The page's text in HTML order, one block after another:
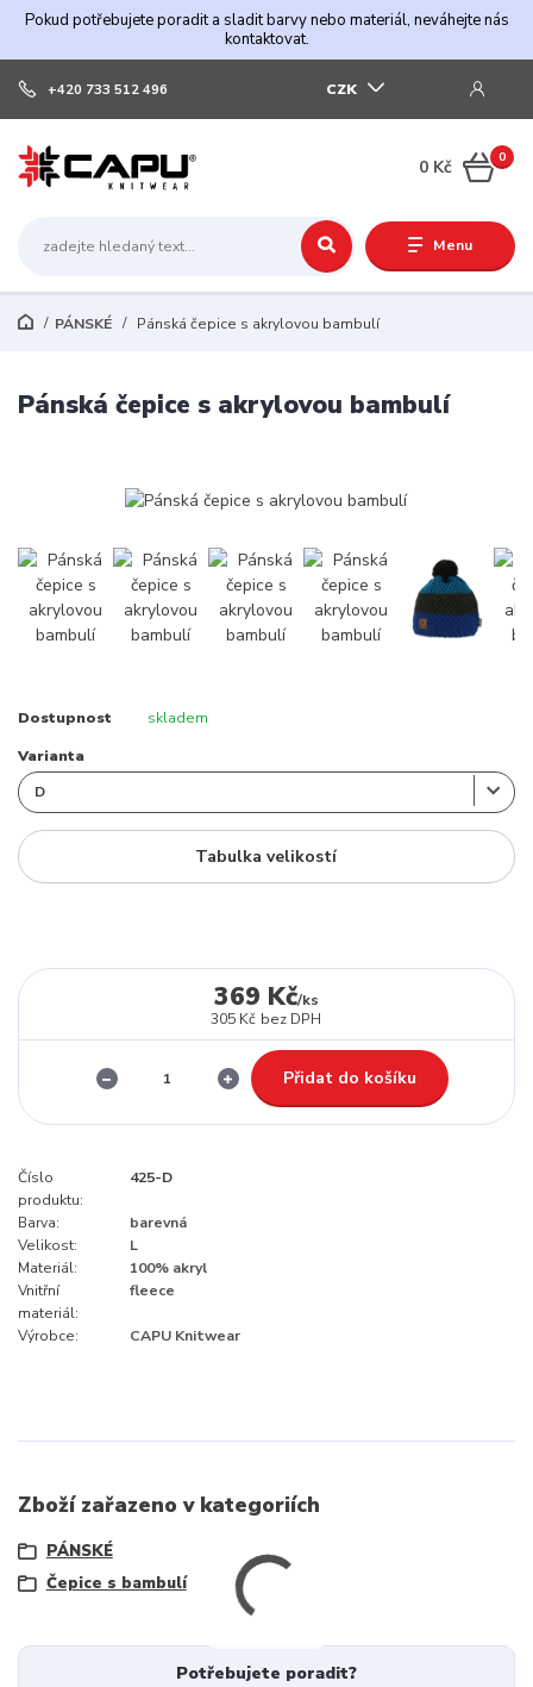
Pokud potřebujete poradit a sladit barvy nebo materiál, neváhejte nás
kontaktovat.
Menu
CZK
+420 733 512 496
0
0 Kč
PÁNSKÉ Pánská čepice s akrylovou bambulí
Pánská čepice s akrylovou bambulí
Dostupnost skladem
Varianta
Tabulka velikostí
369 Kč/ks
305 Kč bez DPH
Přidat do košíku
Číslo
produktu:
425-D
Barva:
barevná
Velikost:
L
Materiál:
100% akryl
Vnitřní
materiál:
fleece
Výrobce: CAPU Knitwear
Zboží zařazeno v kategoriích
PÁNSKÉ
Čepice s bambulí
Potřebujete poradit?